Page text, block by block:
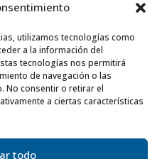
utilizamos tecnologías como
a la información del
tecnologías nos permitirá
de navegación o las
No consentir o retirar el
a ciertas características
todo